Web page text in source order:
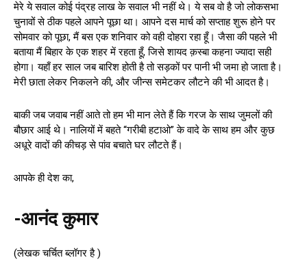
मेरे ये सवाल कोई पंद्रह लाख के सवाल भी नहीं थे। ये सब वो है जो लोकसभा
चुनावों से ठीक पहले आपने पूछा था। आपने दस मार्च को सप्ताह शुरू होने पर
सोमवार को पूछा, मैं बस एक शनिवार को वही दोहरा रहा हूँ। जैसा की पहले भी
बताया मैं बिहार के एक शहर में रहता हूँ, जिसे शायद क़स्बा कहना ज्यादा सही
होगा। यहाँ हर साल जब बारिश होती है तो सड़कों पर पानी भी जमा हो जाता है।
मेरी छाता लेकर निकलने की, और जीन्स समेटकर लौटने की भी आदत है।
बाकी जब जवाब नहीं आते तो हम भी मान लेते हैं कि गरज के साथ जुमलों की
बौछार आई थे। नालियों में बहते “गरीबी हटाओ” के वादे के साथ हम और कुछ
अधूरे वादों की कीचड़ से पांव बचाते घर लौटते हैं।
आपके ही देश का,
-आनंद कुमार
(लेखक चर्चित ब्लॉगर है )